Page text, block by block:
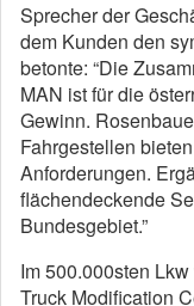
Sprecher der
dem Kunden den
betonte: “Die
MAN ist für die
Gewinn.
Fahrgestellen
Anforderungen.
flächendeckende
Bundesgebiet.”
Im 500.000sten
Truck Modification